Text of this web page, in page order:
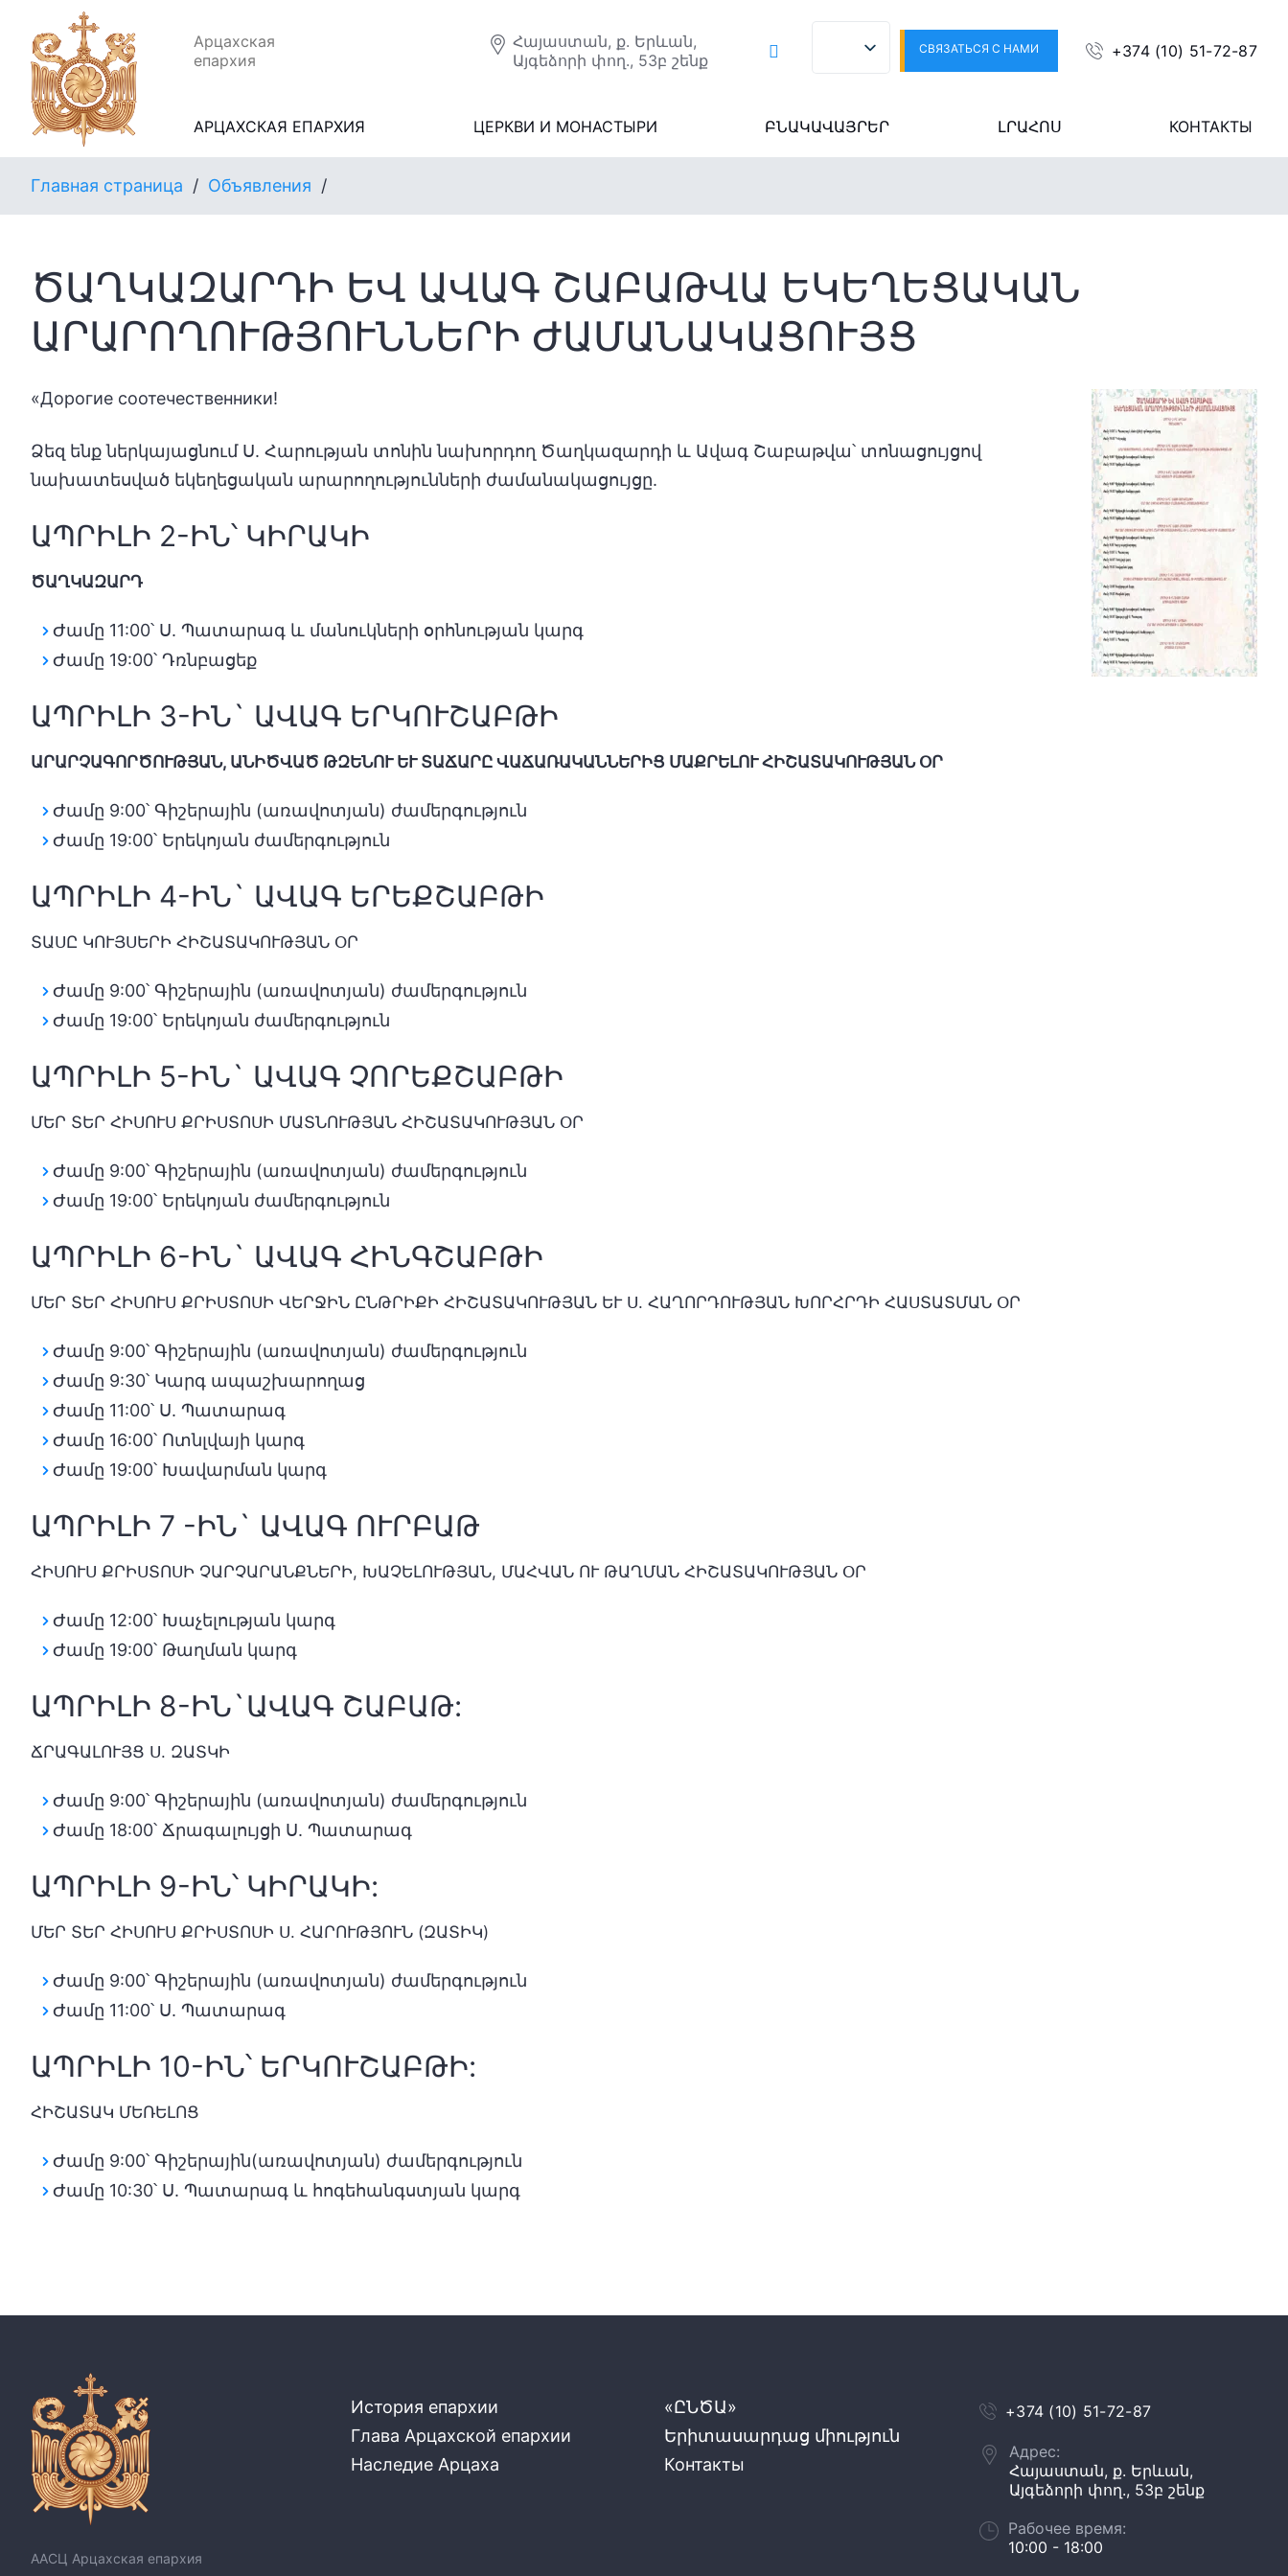
Арцахская
епархия
Հայաստան, ք. Երևան,
Այգեձորի փող., 53բ շենք
СВЯЗАТЬСЯ С НАМИ +374 (10) 51-72-87
АРЦАХСКАЯ ЕПАРХИЯ ЦЕРКВИ И МОНАСТЫРИ ԲՆԱԿԱՎԱՅՐԵՐ ԼՐԱՀՈՍ КОНТАКТЫ
Главная страница / Объявления /
ԾԱՂԿԱԶԱՐԴԻ ԵՎ ԱՎԱԳ ՇԱԲԱԹՎԱ ԵԿԵՂԵՑԱԿԱՆ
ԱՐԱՐՈՂՈՒԹՅՈՒՆՆԵՐԻ ԺԱՄԱՆԱԿԱՑՈՒՅՑ
«Дорогие соотечественники!
Ձեզ ենք ներկայացնում Ս. Հարության տոնին նախորդող Ծաղկազարդի և Ավագ Շաբաթվա՝ տոնացույցով
նախատեսված եկեղեցական արարողությունների ժամանակացույցը.
ԱՊՐԻԼԻ 2-ԻՆ՝ ԿԻՐԱԿԻ
ԾԱՂԿԱԶԱՐԴ
Ժամը 11:00՝ Ս. Պատարագ և մանուկների օրհնության կարգ
Ժամը 19:00՝ Դռնբացեք
ԱՊՐԻԼԻ 3-ԻՆ` ԱՎԱԳ ԵՐԿՈՒՇԱԲԹԻ
ԱՐԱՐՉԱԳՈՐԾՈՒԹՅԱՆ, ԱՆԻԾՎԱԾ ԹԶԵՆՈՒ ԵՒ ՏԱՃԱՐԸ ՎԱՃԱՌԱԿԱՆՆԵՐԻՑ ՄԱՔՐԵԼՈՒ ՀԻՇԱՏԱԿՈՒԹՅԱՆ ՕՐ
Ժամը 9:00՝ Գիշերային (առավոտյան) ժամերգություն
Ժամը 19:00՝ Երեկոյան ժամերգություն
ԱՊՐԻԼԻ 4-ԻՆ` ԱՎԱԳ ԵՐԵՔՇԱԲԹԻ
ՏԱՍԸ ԿՈՒՅՍԵՐԻ ՀԻՇԱՏԱԿՈՒԹՅԱՆ ՕՐ
Ժամը 9:00՝ Գիշերային (առավոտյան) ժամերգություն
Ժամը 19:00՝ Երեկոյան ժամերգություն
ԱՊՐԻԼԻ 5-ԻՆ` ԱՎԱԳ ՉՈՐԵՔՇԱԲԹԻ
ՄԵՐ ՏԵՐ ՀԻՍՈՒՍ ՔՐԻՍՏՈՍԻ ՄԱՏՆՈՒԹՅԱՆ ՀԻՇԱՏԱԿՈՒԹՅԱՆ ՕՐ
Ժամը 9:00՝ Գիշերային (առավոտյան) ժամերգություն
Ժամը 19:00՝ Երեկոյան ժամերգություն
ԱՊՐԻԼԻ 6-ԻՆ` ԱՎԱԳ ՀԻՆԳՇԱԲԹԻ
ՄԵՐ ՏԵՐ ՀԻՍՈՒՍ ՔՐԻՍՏՈՍԻ ՎԵՐՋԻՆ ԸՆԹՐԻՔԻ ՀԻՇԱՏԱԿՈՒԹՅԱՆ ԵՒ Ս. ՀԱՂՈՐԴՈՒԹՅԱՆ ԽՈՐՀՐԴԻ ՀԱՍՏԱՏՄԱՆ ՕՐ
Ժամը 9:00՝ Գիշերային (առավոտյան) ժամերգություն
Ժամը 9:30՝ Կարգ ապաշխարողաց
Ժամը 11:00՝ Ս. Պատարագ
Ժամը 16:00՝ Ոտնլվայի կարգ
Ժամը 19:00՝ Խավարման կարգ
ԱՊՐԻԼԻ 7 -ԻՆ` ԱՎԱԳ ՈՒՐԲԱԹ
ՀԻՍՈՒՍ ՔՐԻՍՏՈՍԻ ՉԱՐՉԱՐԱՆՔՆԵՐԻ, ԽԱՉԵԼՈՒԹՅԱՆ, ՄԱՀՎԱՆ ՈՒ ԹԱՂՄԱՆ ՀԻՇԱՏԱԿՈՒԹՅԱՆ ՕՐ
Ժամը 12:00՝ Խաչելության կարգ
Ժամը 19:00՝ Թաղման կարգ
ԱՊՐԻԼԻ 8-ԻՆ`ԱՎԱԳ ՇԱԲԱԹ:
ՃՐԱԳԱԼՈՒՅՑ Ս. ԶԱՏԿԻ
Ժամը 9:00՝ Գիշերային (առավոտյան) ժամերգություն
Ժամը 18:00՝ Ճրագալույցի Ս. Պատարագ
ԱՊՐԻԼԻ 9-ԻՆ՝ ԿԻՐԱԿԻ:
ՄԵՐ ՏԵՐ ՀԻՍՈՒՍ ՔՐԻՍՏՈՍԻ Ս. ՀԱՐՈՒԹՅՈՒՆ (ԶԱՏԻԿ)
Ժամը 9:00՝ Գիշերային (առավոտյան) ժամերգություն
Ժամը 11:00՝ Ս. Պատարագ
ԱՊՐԻԼԻ 10-ԻՆ՝ ԵՐԿՈՒՇԱԲԹԻ:
ՀԻՇԱՏԱԿ ՄԵՌԵԼՈՑ
Ժամը 9:00՝ Գիշերային(առավոտյան) ժամերգություն
Ժամը 10:30՝ Ս. Պատարագ և հոգեհանգստյան կարգ
ААСЦ Арцахская епархия
История епархии
Глава Арцахской епархии
Наследие Арцаха
«ԸՆԾԱ»
Երիտասարդաց միություն
Контакты
+374 (10) 51-72-87
Адрес:
Հայաստան, ք. Երևան,
Այգեձորի փող., 53բ շենք
Рабочее время:
10:00 - 18:00